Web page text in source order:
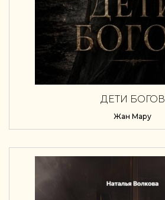
ДЕТИ БОГОВ
Жан Мару